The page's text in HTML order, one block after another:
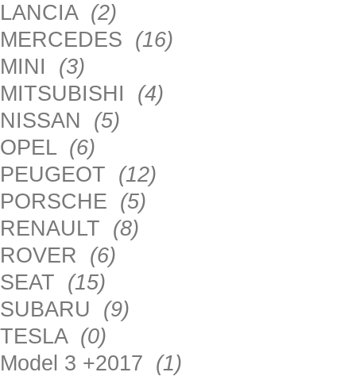
LANCIA (2)
MERCEDES (16)
MINI (3)
MITSUBISHI (4)
NISSAN (5)
OPEL (6)
PEUGEOT (12)
PORSCHE (5)
RENAULT (8)
ROVER (6)
SEAT (15)
SUBARU (9)
TESLA (0)
Model 3 +2017 (1)